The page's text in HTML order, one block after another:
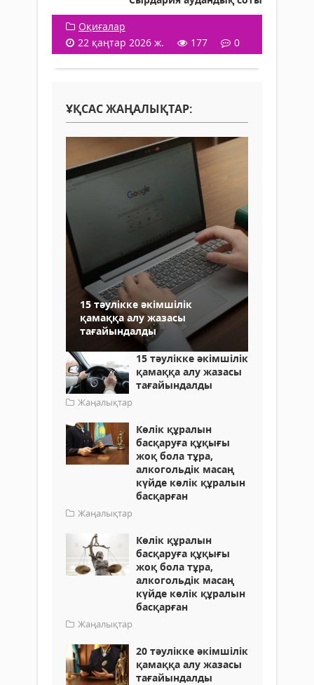
Оқиғалар
22 қаңтар 2026 ж.
177 0
ҰҚСАС ЖАҢАЛЫҚТАР:
15 тәулікке әкімшілік
қамаққа алу жазасы
тағайындалды
15 тәулікке әкімшілік
қамаққа алу жазасы
тағайындалды
Жаңалықтар
Көлік құралын
басқаруға құқығы
жоқ бола тұра,
алкогольдік масаң
күйде көлік құралын
басқарған
Жаңалықтар
Көлік құралын
басқаруға құқығы
жоқ бола тұра,
алкогольдік масаң
күйде көлік құралын
басқарған
Жаңалықтар
20 тәулікке әкімшілік
қамаққа алу жазасы
тағайындалды